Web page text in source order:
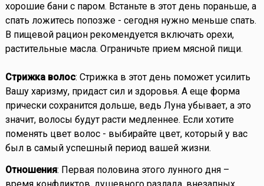
хорошие бани с паром. Встаньте в этот день пораньше, а
спать ложитесь попозже - сегодня нужно меньше спать.
В пищевой рацион рекомендуется включать орехи,
растительные масла. Ограничьте прием мясной пищи.
Стрижка волос: Стрижка в этот день поможет усилить
Вашу харизму, придаст сил и здоровья. А еще форма
прически сохранится дольше, ведь Луна убывает, а это
значит, волосы будут расти медленнее. Если хотите
поменять цвет волос - выбирайте цвет, который у вас
был в самый успешный период вашей жизни.
Отношения: Первая половина этого лунного дня –